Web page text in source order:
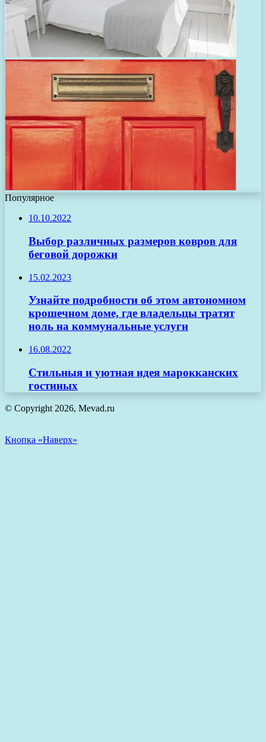
Популярное
10.10.2022
Выбор различных размеров ковров для
беговой дорожки
15.02.2023
Узнайте подробности об этом автономном
крошечном доме, где владельцы тратят
ноль на коммунальные услуги
16.08.2022
Стильныя и уютная идея марокканских
гостиных
© Copyright 2026, Mevad.ru
Кнопка «Наверх»